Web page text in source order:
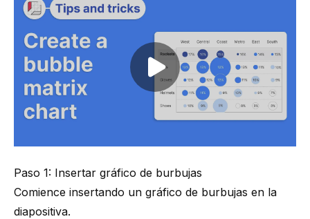
Play video
Paso 1: Insertar gráfico de burbujas
Comience insertando un gráfico de burbujas en la
diapositiva.